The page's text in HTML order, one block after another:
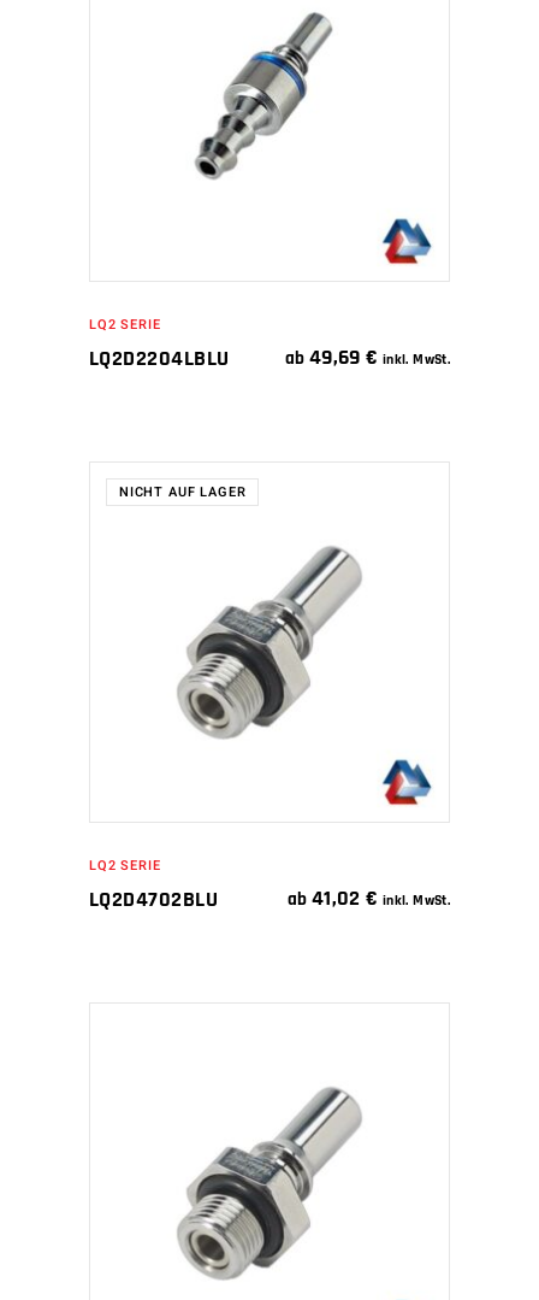
IN DEN WARENKORB
LQ2 SERIE
LQ2D2204LBLU ab 49,69€ inkl. MwSt.
NICHT AUF LAGER
WEITERLESEN
LQ2 SERIE
LQ2D4702BLU ab 41,02€ inkl. MwSt.
IN DEN WARENKORB